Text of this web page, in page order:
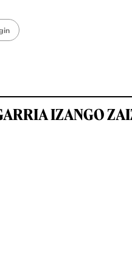
IZANGO